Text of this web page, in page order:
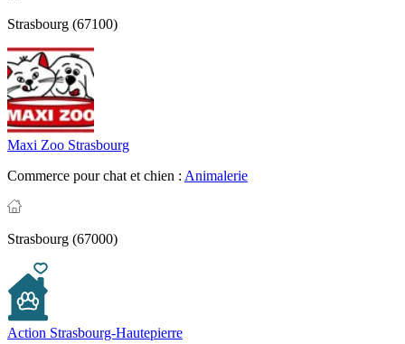
Strasbourg (67100)
Maxi Zoo Strasbourg
Commerce pour chat et chien : Animalerie
Strasbourg (67000)
Action Strasbourg-Hautepierre